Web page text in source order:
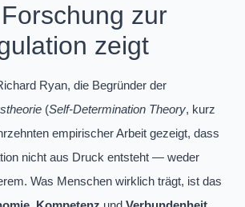
zur
zeigt
Ryan, die Begründer der
(Self-Determination Theory, kurz
empirischer Arbeit gezeigt, dass
nicht aus Druck entsteht — weder
Was Menschen wirklich trägt, ist das